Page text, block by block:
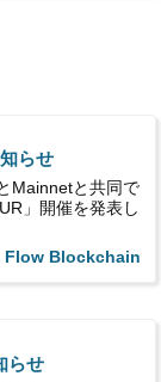
らせ
Mainnetと共同で
」開催を発表し
Flow Blockchain
らせ